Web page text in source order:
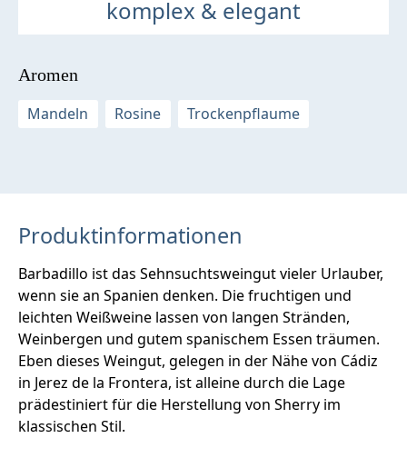
komplex & elegant
Aromen
Mandeln
Rosine Trockenpflaume
Produktinformationen
Barbadillo ist das Sehnsuchtsweingut vieler Urlauber,
wenn sie an Spanien denken. Die fruchtigen und
leichten Weißweine lassen von langen Stränden,
Weinbergen und gutem spanischem Essen träumen.
Eben dieses Weingut, gelegen in der Nähe von Cádiz
in Jerez de la Frontera, ist alleine durch die Lage
prädestiniert für die Herstellung von Sherry im
klassischen Stil.